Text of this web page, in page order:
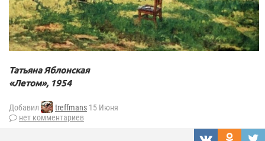
Татьяна Яблонская
«Летом», 1954
Добавил treffmans 15 Июня
нет комментариев